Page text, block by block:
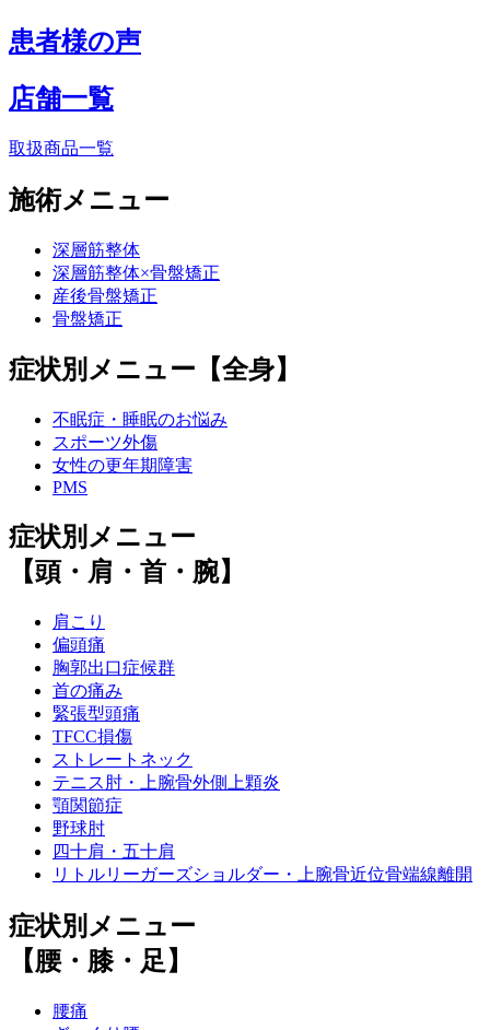
患者様の声
店舗一覧
取扱商品一覧
施術メニュー
深層筋整体
深層筋整体×骨盤矯正
産後骨盤矯正
骨盤矯正
症状別メニュー【全身】
不眠症・睡眠のお悩み
スポーツ外傷
女性の更年期障害
PMS
症状別メニュー
【頭・肩・首・腕】
肩こり
偏頭痛
胸郭出口症候群
首の痛み
緊張型頭痛
TFCC損傷
ストレートネック
テニス肘・上腕骨外側上顆炎
顎関節症
野球肘
四十肩・五十肩
リトルリーガーズショルダー・上腕骨近位骨端線離開
症状別メニュー
【腰・膝・足】
腰痛